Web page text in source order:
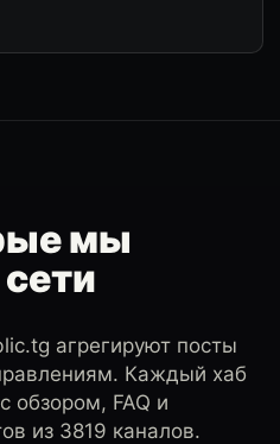
мы
агрегируют посты
Каждый хаб
обзором, FAQ и
из 3819 каналов.